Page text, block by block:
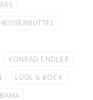
HEISSENBÜTTEL
KONRAD ENDLER
LÜÜL & BOCK